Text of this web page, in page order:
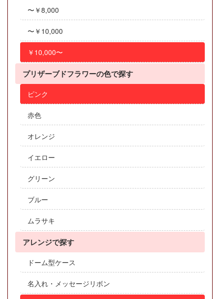
〜￥8,000
〜￥10,000
￥10,000〜
プリザーブドフラワーの色で探す
ピンク
赤色
オレンジ
イエロー
グリーン
ブルー
ムラサキ
アレンジで探す
ドーム型ケース
名入れ・メッセージリボン